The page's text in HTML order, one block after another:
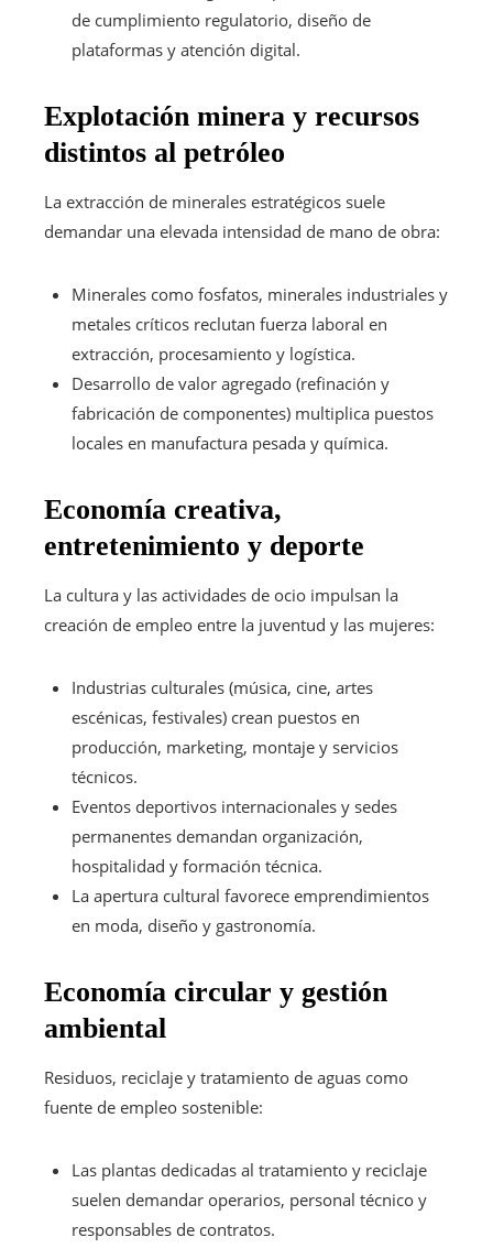
de cumplimiento regulatorio, diseño de
plataformas y atención digital.
Explotación minera y recursos
distintos al petróleo
La extracción de minerales estratégicos suele
demandar una elevada intensidad de mano de obra:
Minerales como fosfatos, minerales industriales y
metales críticos reclutan fuerza laboral en
extracción, procesamiento y logística.
Desarrollo de valor agregado (refinación y
fabricación de componentes) multiplica puestos
locales en manufactura pesada y química.
Economía creativa,
entretenimiento y deporte
La cultura y las actividades de ocio impulsan la
creación de empleo entre la juventud y las mujeres:
Industrias culturales (música, cine, artes
escénicas, festivales) crean puestos en
producción, marketing, montaje y servicios
técnicos.
Eventos deportivos internacionales y sedes
permanentes demandan organización,
hospitalidad y formación técnica.
La apertura cultural favorece emprendimientos
en moda, diseño y gastronomía.
Economía circular y gestión
ambiental
Residuos, reciclaje y tratamiento de aguas como
fuente de empleo sostenible:
Las plantas dedicadas al tratamiento y reciclaje
suelen demandar operarios, personal técnico y
responsables de contratos.